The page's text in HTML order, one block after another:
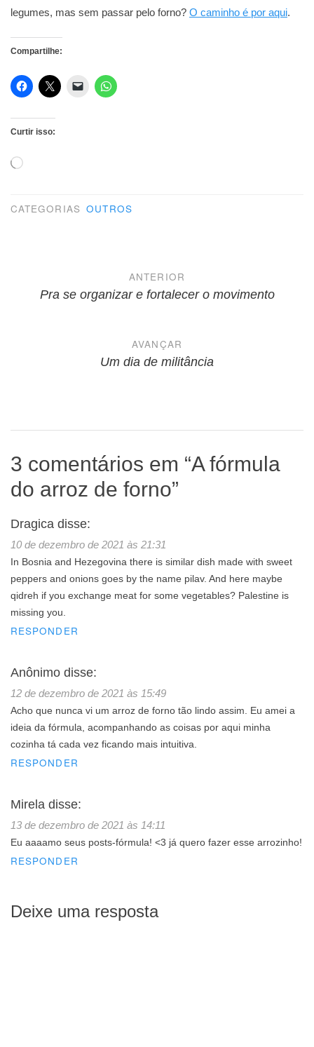
legumes, mas sem passar pelo forno? O caminho é por aqui.
Compartilhe:
Curtir isso:
Carregando...
CATEGORIAS OUTROS
NavegaçãoANTERIOR
Pra se organizar e fortalecer o movimento
AVANÇAR
Um dia de militância
3 comentários em “A fórmula
do arroz de forno”
Dragica disse:
10 de dezembro de 2021 às 21:31
In Bosnia and Hezegovina there is similar dish made with sweet
peppers and onions goes by the name pilav. And here maybe
qidreh if you exchange meat for some vegetables? Palestine is
missing you.
RESPONDER
Anônimo disse:
12 de dezembro de 2021 às 15:49
Acho que nunca vi um arroz de forno tão lindo assim. Eu amei a
ideia da fórmula, acompanhando as coisas por aqui minha
cozinha tá cada vez ficando mais intuitiva.
RESPONDER
Mirela disse:
13 de dezembro de 2021 às 14:11
Eu aaaamo seus posts-fórmula! <3 já quero fazer esse arrozinho!
RESPONDER
Deixe uma resposta